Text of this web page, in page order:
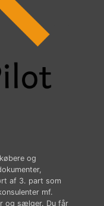
og
af 3. part som
mf.
og sælger. Du får